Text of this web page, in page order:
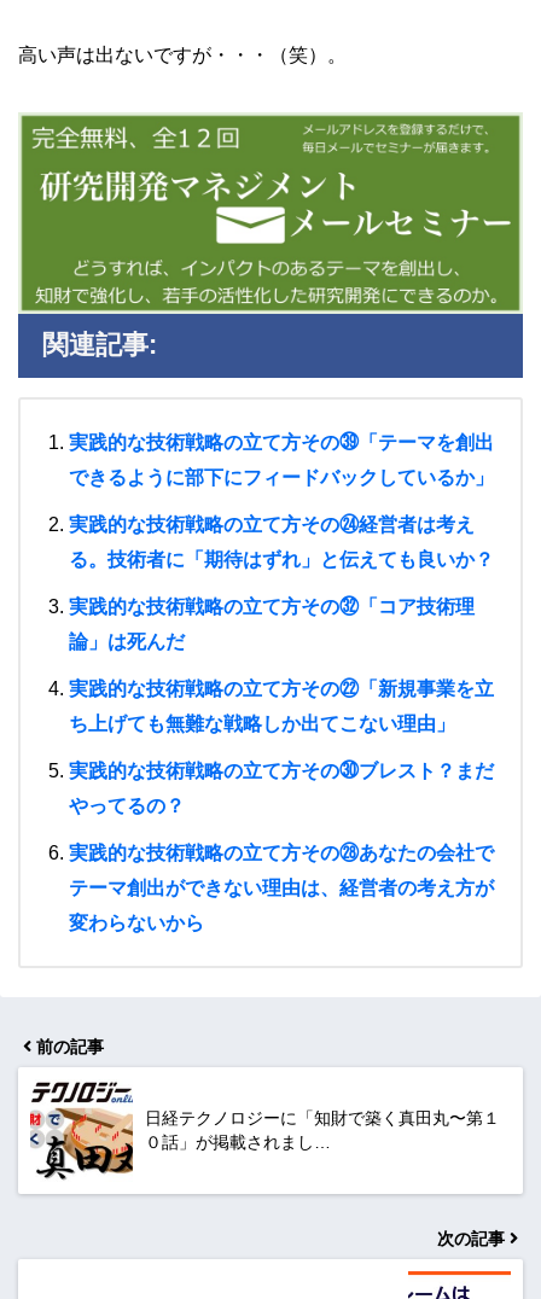
高い声は出ないですが・・・（笑）。
関連記事:
実践的な技術戦略の立て方その㊴「テーマを創出
できるように部下にフィードバックしているか」
実践的な技術戦略の立て方その㉔経営者は考え
る。技術者に「期待はずれ」と伝えても良いか？
実践的な技術戦略の立て方その㉜「コア技術理
論」は死んだ
実践的な技術戦略の立て方その㉒「新規事業を立
ち上げても無難な戦略しか出てこない理由」
実践的な技術戦略の立て方その㉚ブレスト？まだ
やってるの？
実践的な技術戦略の立て方その㉘あなたの会社で
テーマ創出ができない理由は、経営者の考え方が
変わらないから
前の記事
日経テクノロジーに「知財で築く真田丸〜第１
０話」が掲載されまし…
次の記事